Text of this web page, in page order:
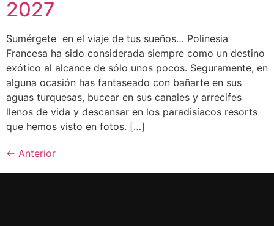
2027
Sumérgete en el viaje de tus sueños… Polinesia
Francesa ha sido considerada siempre como un destino
exótico al alcance de sólo unos pocos. Seguramente, en
alguna ocasión has fantaseado con bañarte en sus
aguas turquesas, bucear en sus canales y arrecifes
llenos de vida y descansar en los paradisíacos resorts
que hemos visto en fotos. […]
← Anterior